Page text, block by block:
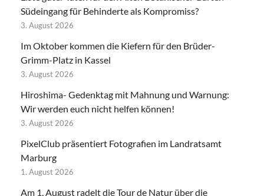
Südeingang für Behinderte als Kompromiss?
3. August 2026
Im Oktober kommen die Kiefern für den Brüder-
Grimm-Platz in Kassel
3. August 2026
Hiroshima- Gedenktag mit Mahnung und Warnung:
Wir werden euch nicht helfen können!
3. August 2026
PixelClub präsentiert Fotografien im Landratsamt
Marburg
1. August 2026
Am 1. August radelt die Tour de Natur über die